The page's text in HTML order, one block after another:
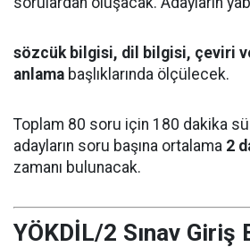
sözcük bilgisi, dil bilgisi, çeviri
anlama başlıklarında ölçülecek.
Toplam 80 soru için 180 dakika
adayların soru başına ortalama 2
zamanı bulunacak.
YÖKDİL/2 Sınav Giriş